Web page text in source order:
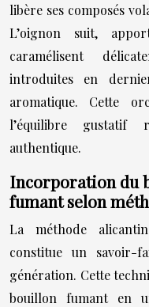
libère ses composés
L’oignon suit,
caramélisent
introduites en
aromatique. Cette
l’équilibre gustatif
authentique.
Incorporation du
fumant selon
La méthode
constitue un savoir-
génération. Cette
bouillon fumant en